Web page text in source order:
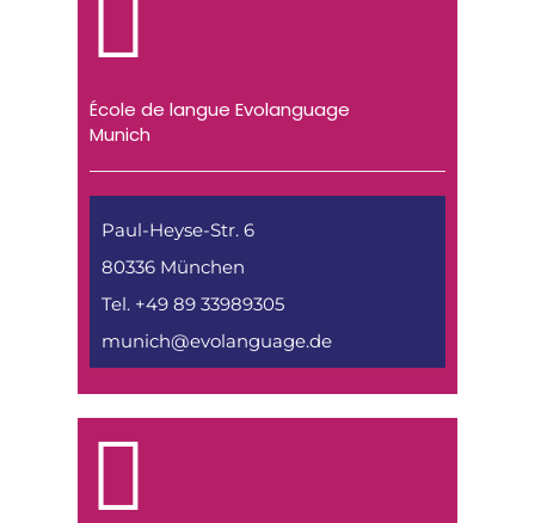
École de langue Evolanguage
Munich
Paul-Heyse-Str. 6
80336 München
Tel. +49 89 33989305
munich@evolanguage.de